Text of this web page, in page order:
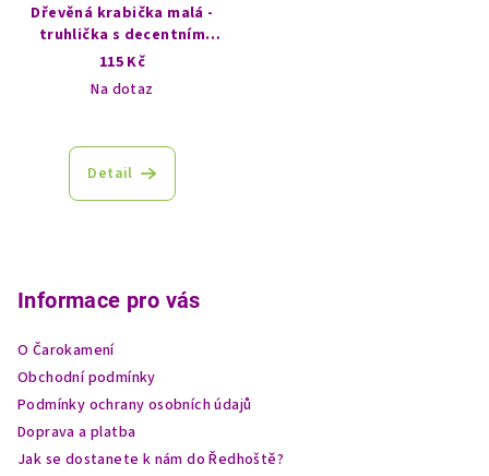
Dřevěná krabička malá -
truhlička s decentním
vzorem - Buddha
115 Kč
Na dotaz
Detail
Informace pro vás
O Čarokamení
Obchodní podmínky
Podmínky ochrany osobních údajů
Doprava a platba
Jak se dostanete k nám do Ředhoště?